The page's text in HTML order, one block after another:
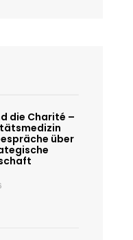
die Charité –
über